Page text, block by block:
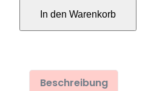
MengeIn den Warenkorb
Beschreibung